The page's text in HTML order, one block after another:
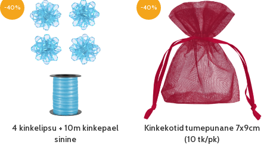
-40%
4 kinkelipsu + 10m kinkepael
sinine
-40%
Kinkekotid tumepunane 7x9cm
(10 tk/pk)